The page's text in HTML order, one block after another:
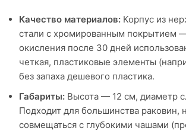
Качество материалов: Корпус из
стали с хромированным покрытием
окисления после 30 дней
четкая, пластиковые элементы
без запаха дешевого пластика.
Габариты: Высота — 12 см, диаметр
Подходит для большинства раковин,
совмещаться с глубокими чашами